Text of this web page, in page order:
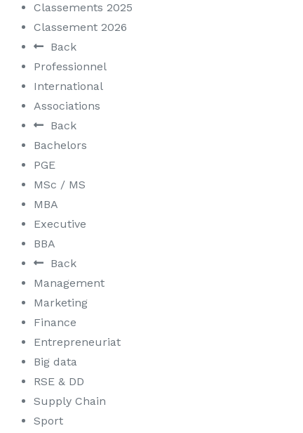
Classements 2025
Classement 2026
Back
Professionnel
International
Associations
Back
Bachelors
PGE
MSc / MS
MBA
Executive
BBA
Back
Management
Marketing
Finance
Entrepreneuriat
Big data
RSE & DD
Supply Chain
Sport